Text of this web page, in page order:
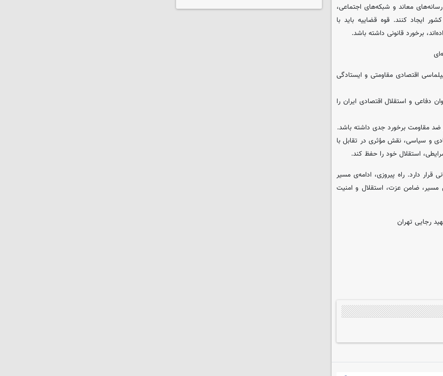
معاند و شبکه‌های اجتماعی،
ایجاد کنند. قوه قضاییه باید با
برخورد قانونی داشته باشد.
اقتصادی مقاومتی و ایستادگی
دفاعی و استقلال اقتصادی ایران را
ضد مقاومت برخورد جدی داشته باشد.
و سیاسی، نقش مؤثری در تقابل با
استقلال خود را حفظ کند.
دارد. راه پیروزی، ادامه‌ی مسیر
مسیر، ضامن عزت، استقلال و امنیت
رجایی تهران